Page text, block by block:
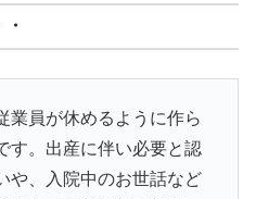
業員が休めるように作ら
す。出産に伴い必要と認
や、入院中のお世話など